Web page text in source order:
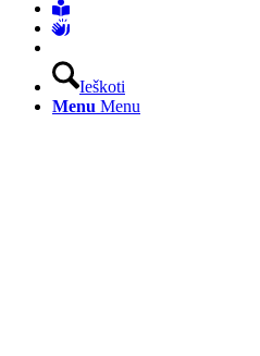
Ieškoti
Menu Menu